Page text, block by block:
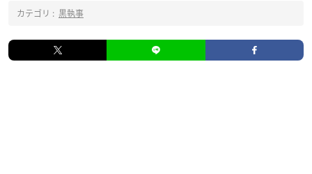
カテゴリ : 黒執事